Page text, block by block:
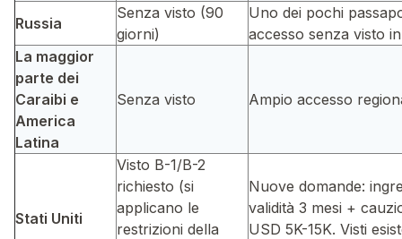
Russia
Senza visto (90
giorni)
Uno dei pochi
accesso senza visto
La maggior
parte dei
Caraibi e
America
Latina
Senza visto Ampio accesso
Stati Uniti
Visto B-1/B-2
richiesto (si
applicano le
restrizioni della
Nuove domande:
validità 3 mesi +
USD 5K-15K. Visti